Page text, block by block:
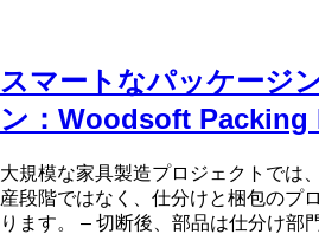
スマートなパッケージ
ン：Woodsoft Packing
大規模な家具製造プロジェクトでは
産段階ではなく、仕分けと梱包のプ
ります。 – 切断後、部品は仕分け部